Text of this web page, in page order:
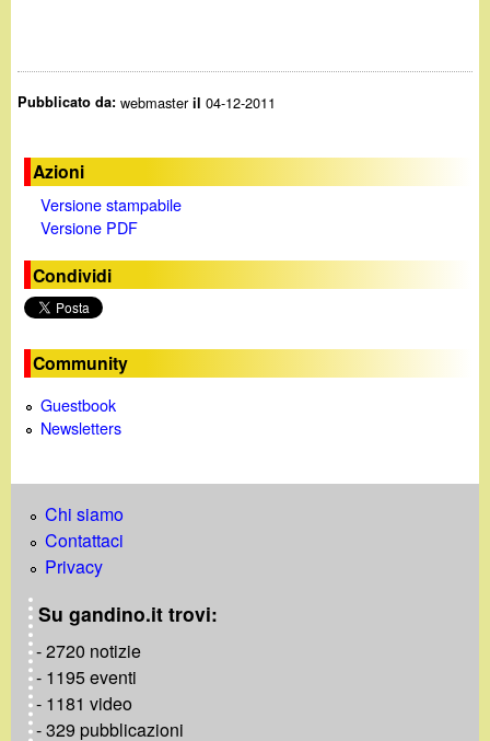
tPubblicato da:webmasteril 04-12-2011
Azioni
Versione stampabile
Versione PDF
Condividi
Community
Guestbook
Newsletters
Chi siamo
Contattaci
Privacy
Su gandino.it trovi:
- 2720 notizie
- 1195 eventi
- 1181 video
- 329 pubblicazioni